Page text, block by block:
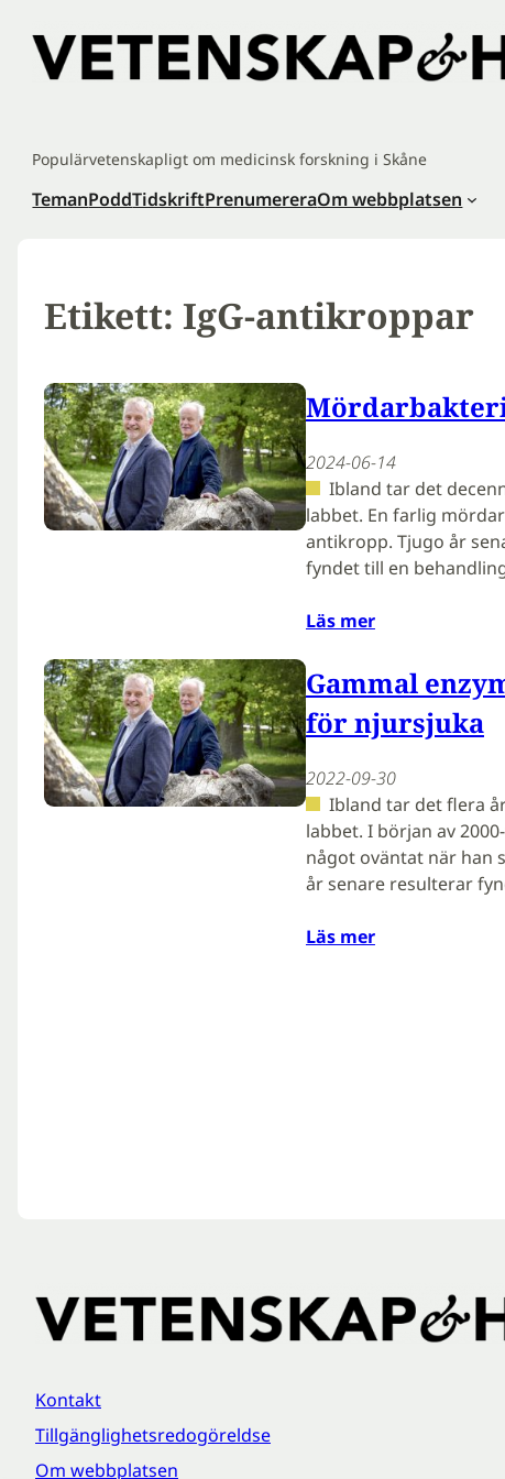
innehåll
Populärvetenskapligt om medicinsk forskning i Skåne
TemanPoddTidskriftPrenumereraOm webbplatsen
Etikett: IgG-antikroppar
2024-06-14
Ibland tar det
labbet. En farlig
antikropp. Tjugo år
fyndet till en
Läs mer
Gammal
för njursjuka
2022-09-30
Ibland tar det flera
labbet. I början av
något oväntat när han
år senare resulterar
Läs mer
Kontakt
Tillgänglighetsredogöreldse
Om webbplatsen